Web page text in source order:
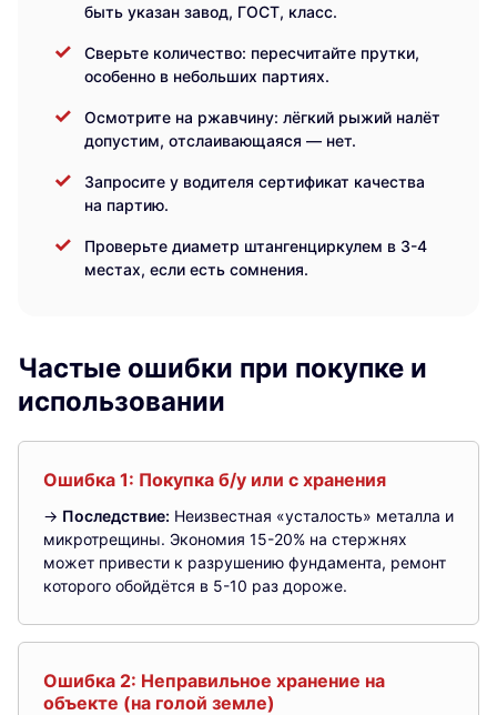
быть указан завод, ГОСТ, класс.
Сверьте количество: пересчитайте прутки,
особенно в небольших партиях.
Осмотрите на ржавчину: лёгкий рыжий налёт
допустим, отслаивающаяся — нет.
Запросите у водителя сертификат качества
на партию.
Проверьте диаметр штангенциркулем в 3-4
местах, если есть сомнения.
Частые ошибки при покупке и
использовании
Ошибка 1: Покупка б/у или с хранения
→ Последствие: Неизвестная «усталость» металла и
микротрещины. Экономия 15-20% на стержнях
может привести к разрушению фундамента, ремонт
которого обойдётся в 5-10 раз дороже.
Ошибка 2: Неправильное хранение на
объекте (на голой земле)